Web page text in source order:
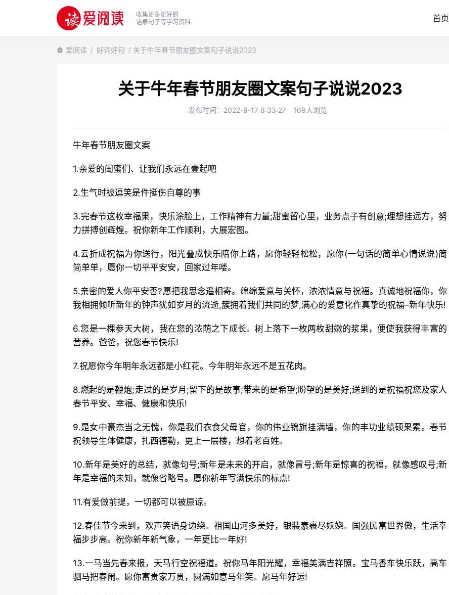
收集更多更好的
语录句子等学习资料
首页
爱阅读 / 好词好句 / 关于牛年春节朋友圈文案句子说说2023
关于牛年春节朋友圈文案句子说说2023
发布时间：2022-9-17 8:33:27 169人浏览
牛年春节朋友圈文案
1.亲爱的闺蜜们、让我们永远在壹起吧
2.生气时被逗笑是件挺伤自尊的事
3.完春节这枚幸福果，快乐涂脸上，工作精神有力量;甜蜜留心里，业务点子有创意;理想挂远方，努
力拼搏创辉煌。祝你新年工作顺利，大展宏图。
4.云折成祝福为你送行，阳光叠成快乐陪你上路，愿你轻轻松松，愿你(一句话的简单心情说说)简
简单单，愿你一切平平安安，回家过年喽。
5.亲密的爱人你平安否?愿把我思念遥相寄。绵绵爱意与关怀，浓浓情意与祝福。真诚地祝福你，你
我相拥倾听新年的钟声犹如岁月的流逝,簇拥着我们共同的梦,满心的爱意化作真挚的祝福–新年快乐!
6.您是一棵参天大树，我在您的浓荫之下成长。树上落下一枚两枚甜嫩的浆果，便使我获得丰富的
营养。爸爸，祝您春节快乐!
7.祝愿你今年明年永远都是小红花。今年明年永远不是五花肉。
8.燃起的是鞭炮;走过的是岁月;留下的是故事;带来的是希望;盼望的是美好;送到的是祝福祝您及家人
春节平安、幸福、健康和快乐!
9.是女中豪杰当之无愧，你是我们衣食父母官，你的伟业锦旗挂满墙，你的丰功业绩硕果累。春节
祝领导生体健康，扎西德勒，更上一层楼，想着老百姓。
10.新年是美好的总结，就像句号;新年是未来的开启，就像冒号;新年是惊喜的祝福，就像感叹号;新
年是幸福的未知，就像省略号。愿你新年写满快乐的标点!
11.有爱做前提，一切都可以被原谅。
12.春佳节今来到，欢声笑语身边绕。祖国山河多美好，银装素裹尽妖娆。国强民富世界傲，生活幸
福步步高。祝你新年新气象，一年更比一年好!
13.一马当先春来报，天马行空祝福道。祝你马年阳光耀，幸福美满吉祥照。宝马香车快乐跃，高车
驷马把春闹。愿你富贵家万贯，圆满如意马年笑。愿马年好运!